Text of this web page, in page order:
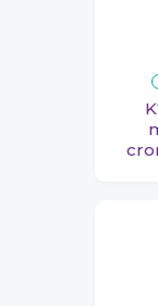
K71-12THR Tampa de